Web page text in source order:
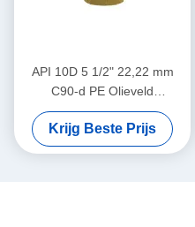
API 10D 5 1/2" 22,22 mm
C90-d PE Olieveld
Centralizer in Olie & Gas
Operaties
Krijg Beste Prijs